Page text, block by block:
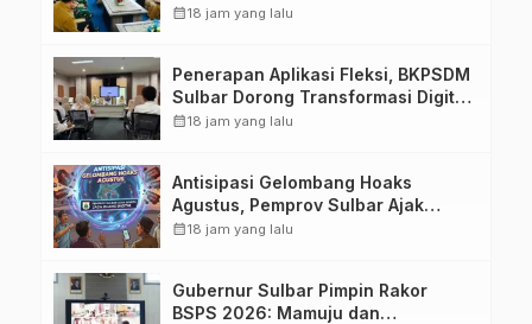
Sakit TK. III Punggawa Malolo
calendar_month18 jam yang lalu
Penerapan Aplikasi Fleksi, BKPSDM
Sulbar Dorong Transformasi Digital
Sistem Kehadiran ASN
calendar_month18 jam yang lalu
Antisipasi Gelombang Hoaks
Agustus, Pemprov Sulbar Ajak
Warga Jaga Ruang Digital
calendar_month18 jam yang lalu
Gubernur Sulbar Pimpin Rakor
BSPS 2026: Mamuju dan